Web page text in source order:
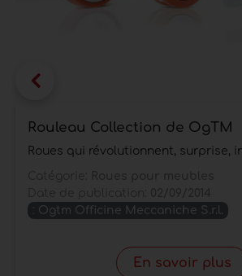
Rouleau Collection de OgTM
Roues qui révolutionnent, surprise,
: Ogtm Officine Meccaniche S.r.l.
En savoir plus